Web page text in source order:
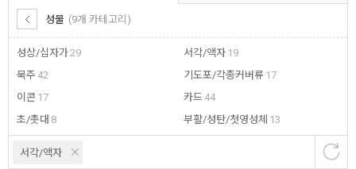
성물 (9개 카테고리)
성상/십자가29
묵주 42
이콘 17
초/촛대 8
서각/액자 19
기도포/각종커버류 17
카드 44
부활/성탄/첫영성체 13
서각/액자